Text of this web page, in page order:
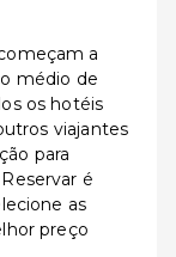
a
médio de
os hotéis
viajantes
para
é
as
preço